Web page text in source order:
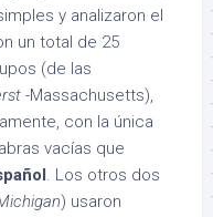
y analizaron el
un total de 25
(de las
-Massachusetts),
con la única
vacías que
. Los otros dos
) usaron